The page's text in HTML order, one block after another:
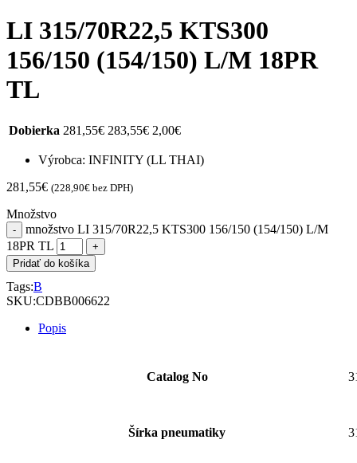
LI 315/70R22,5 KTS300
156/150 (154/150) L/M 18PR
TL
Dobierka 281,55€ 283,55€ 2,00€
Výrobca: INFINITY (LL THAI)
281,55€ (228,90€ bez DPH)
Množstvo
množstvo LI 315/70R22,5 KTS300 156/150 (154/150) L/M
18PR TL
Pridať do košíka
Tags:B
SKU:CDBB006622
Popis
Catalog No
Šírka pneumatiky